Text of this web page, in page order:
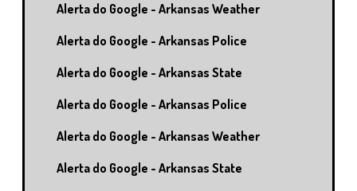
Alerta do Google - Arkansas Weather
Alerta do Google - Arkansas Police
Alerta do Google - Arkansas State
Alerta do Google - Arkansas Police
Alerta do Google - Arkansas Weather
Alerta do Google - Arkansas State